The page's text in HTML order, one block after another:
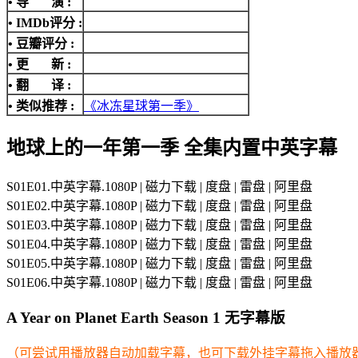
• IMDb评分 :
• 豆瓣评分 :
• 更 新 :
• 翻 译 :
• 类似推荐 :
《冰冻星球第一季》
地球上的一年第一季 全集内置中英字幕
S01E01.中英字幕.1080P | 磁力下载 | 度盘 | 雷盘 | 阿里盘
S01E02.中英字幕.1080P | 磁力下载 | 度盘 | 雷盘 | 阿里盘
S01E03.中英字幕.1080P | 磁力下载 | 度盘 | 雷盘 | 阿里盘
S01E04.中英字幕.1080P | 磁力下载 | 度盘 | 雷盘 | 阿里盘
S01E05.中英字幕.1080P | 磁力下载 | 度盘 | 雷盘 | 阿里盘
S01E06.中英字幕.1080P | 磁力下载 | 度盘 | 雷盘 | 阿里盘
A Year on Planet Earth Season 1 无字幕版
（可尝试用播放器自动加载字幕，也可下载外挂字幕拖入播放